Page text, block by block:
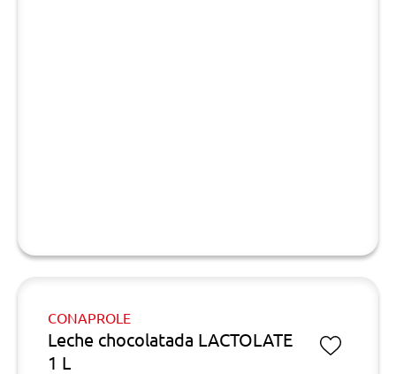
CONAPROLE
Leche chocolatada LACTOLATE
1 L